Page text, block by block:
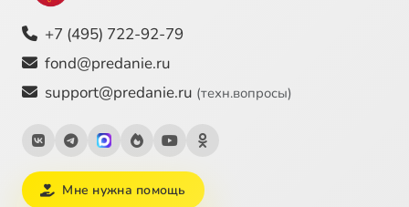
+7 (495) 722-92-79
fond@predanie.ru
support@predanie.ru (техн.вопросы)
Мне нужна помощь